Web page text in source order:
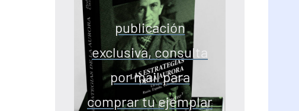
publicación
exclusiva, consulta
por mail para
comprar tu ejemplar